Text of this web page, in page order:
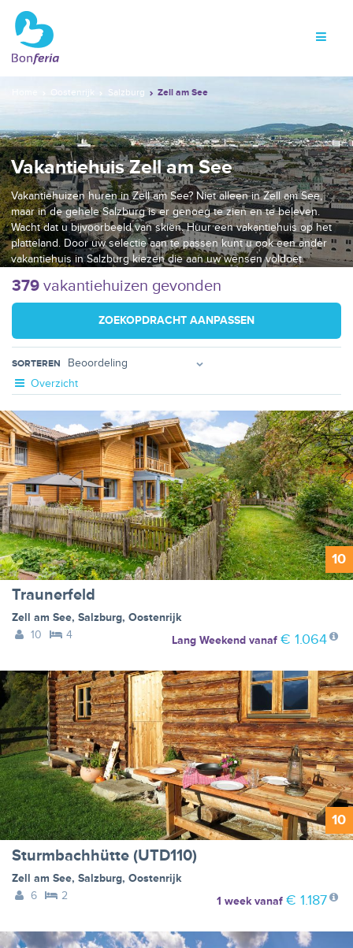
Oostenrijk Salzburg Zell am See
Vakantiehuis Zell am See
Vakantiehuizen huren in Zell am See? Niet alleen in Zell am See,
maar in de gehele Salzburg is er genoeg te zien en te beleven.
Wacht dat u bijvoorbeeld van skiën. Huur een vakantiehuis op het
platteland. Door uw selectie aan te passen kunt u ook een ander
vakantiehuis in Salzburg kiezen die aan uw wensen voldoet.
379 vakantiehuizen gevonden
ZOEKOPDRACHT AANPASSEN
SORTEREN
Overzicht
10
Traunerfeld
Zell am See, Salzburg, Oostenrijk
10
4 Lang Weekendvanaf € 1.064
10
Sturmbachhütte (UTD110)
Zell am See, Salzburg, Oostenrijk
6
2 1 weekvanaf € 1.187